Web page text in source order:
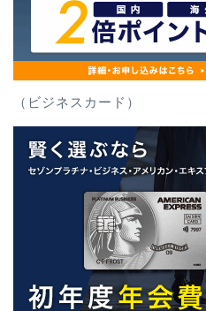
（ビジネスカード）